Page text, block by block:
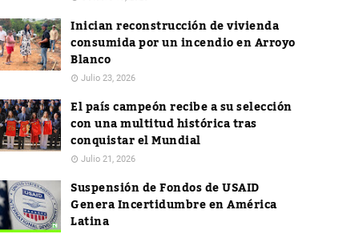
Inician reconstrucción de vivienda
consumida por un incendio en Arroyo
Blanco
Julio 23, 2026
El país campeón recibe a su selección
con una multitud histórica tras
conquistar el Mundial
Julio 21, 2026
Suspensión de Fondos de USAID
Genera Incertidumbre en América
Latina